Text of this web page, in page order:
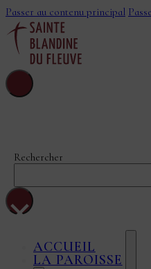
Passer au contenu principal
Rechercher
×
ACCUEIL
LA PAROISSE